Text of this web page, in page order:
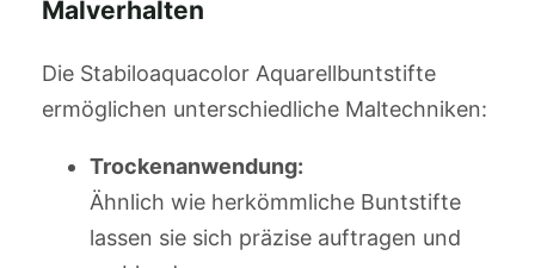
Malverhalten
Die Stabiloaquacolor Aquarellbuntstifte
ermöglichen unterschiedliche Maltechniken:
Trockenanwendung:
Ähnlich wie herkömmliche Buntstifte
lassen sie sich präzise auftragen und